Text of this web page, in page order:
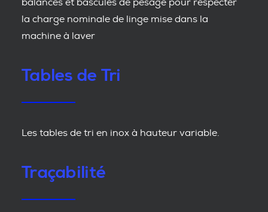
balances et bascules de pesage pour respecter
la charge nominale de linge mise dans la
machine à laver
Tables de Tri
Les tables de tri en inox à hauteur variable.
Traçabilité